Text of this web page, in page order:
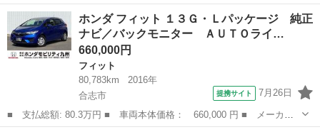
名： ホンダ ■ 車種名： フィット ■ グレード名： １３Ｇ・Ｌ
パッケージファインエディション 純正ナビ フルセグ ＥＴＣ あ
んしんパッケ...
熊本 熊本市 フィット
ホンダ フィット １３Ｇ・Ｌパッケージ 純正
ナビ／バックモニター ＡＵＴＯライ…
660,000円
フィット
80,783km
2016年
合志市
提携サイト 7月26日
■ 支払総額: 80.3万円 ■ 車両本体価格： 660,000 円 ■ メーカー
名： ホンダ ■ 車種名： フィット ■ グレード名： １３Ｇ・Ｌ